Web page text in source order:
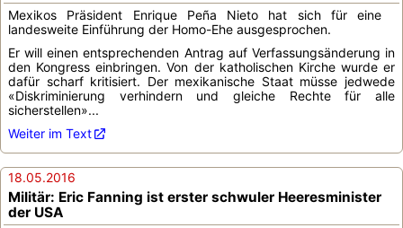
Mexikos Präsident Enrique Peña Nieto hat sich für eine
landesweite Einführung der Homo-Ehe ausgesprochen.
Er will einen entsprechenden Antrag auf Verfassungsänderung in
den Kongress einbringen. Von der katholischen Kirche wurde er
dafür scharf kritisiert. Der mexikanische Staat müsse jedwede
«Diskriminierung verhindern und gleiche Rechte für alle
sicherstellen»...
Weiter im Text
18.05.2016
Militär: Eric Fanning ist erster schwuler Heeresminister
der USA